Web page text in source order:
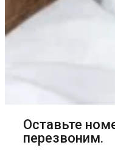
Оставьте
перезвоним.